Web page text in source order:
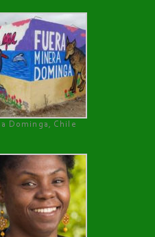
a Dominga, Chile